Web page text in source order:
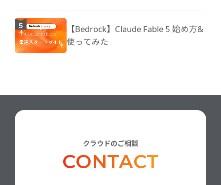
【Bedrock】Claude Fable 5 始め方&
使ってみた
クラウドのご相談
CONTACT